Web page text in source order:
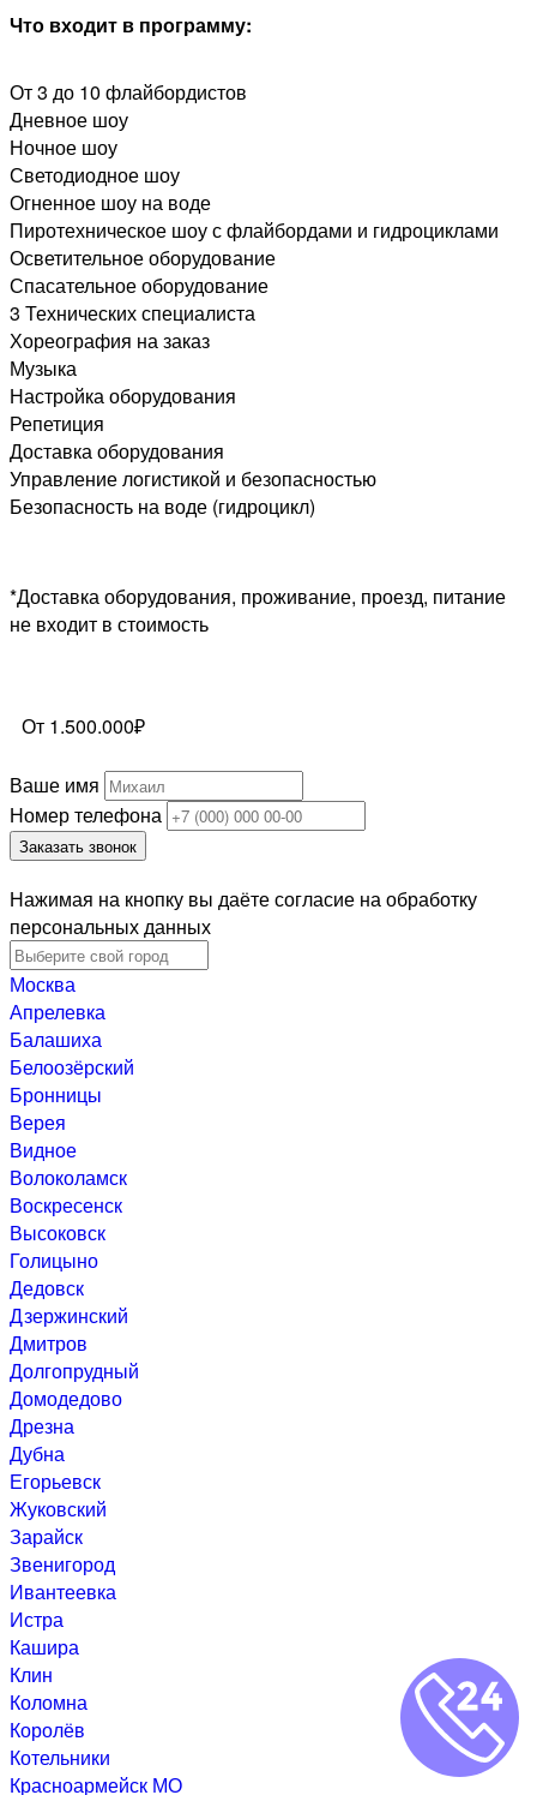
Что входит в программу:
От 3 до 10 флайбордистов
Дневное шоу
Ночное шоу
Светодиодное шоу
Огненное шоу на воде
Пиротехническое шоу с флайбордами и гидроциклами
Осветительное оборудование
Спасательное оборудование
3 Технических специалиста
Хореография на заказ
Музыка
Настройка оборудования
Репетиция
Доставка оборудования
Управление логистикой и безопасностью
Безопасность на воде (гидроцикл)
*Доставка оборудования, проживание, проезд, питание
не входит в стоимость
От 1.500.000₽
Ваше имя
Номер телефона
Заказать звонок
Нажимая на кнопку вы даёте согласие на обработку
персональных данных
Москва
Апрелевка
Балашиха
Белоозёрский
Бронницы
Верея
Видное
Волоколамск
Воскресенск
Высоковск
Голицыно
Дедовск
Дзержинский
Дмитров
Долгопрудный
Домодедово
Дрезна
Дубна
Егорьевск
Жуковский
Зарайск
Звенигород
Ивантеевка
Истра
Кашира
Клин
Коломна
Королёв
Котельники
Красноармейск МО